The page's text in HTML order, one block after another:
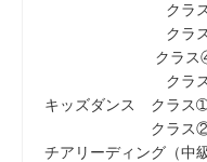
クラ
クラス③小学3
クラス④小学4
クラス⑤小学5
キッズダンス クラス➀
クラス②募
チアリーディング（中